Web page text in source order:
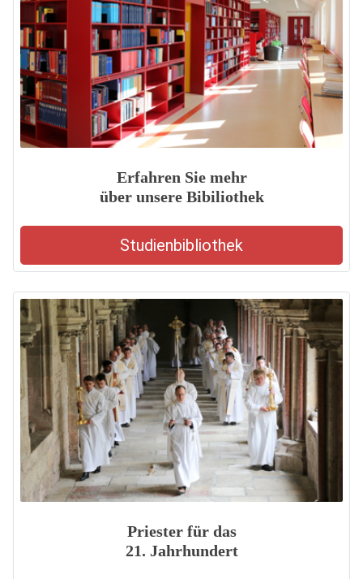
Erfahren Sie mehr
über unsere Bibiliothek
Studienbibliothek
Priester für das
21. Jahrhundert